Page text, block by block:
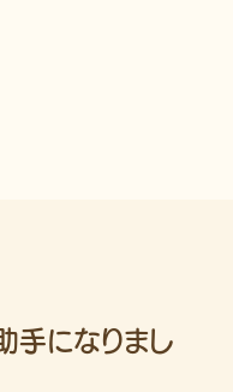
手になりまし